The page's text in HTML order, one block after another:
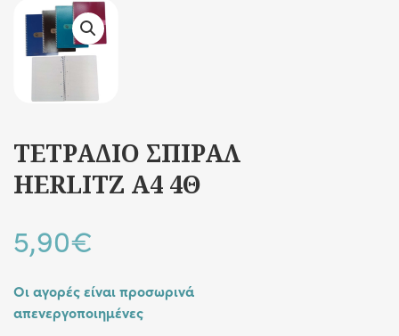
ΤΕΤΡΑΔΙΟ ΣΠΙΡΑΛ
HERLITZ A4 4Θ
5,90€
Οι αγορές είναι προσωρινά
απενεργοποιημένες